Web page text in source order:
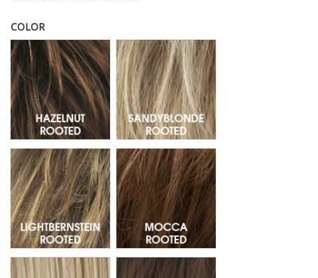
COLOR
Hazelnut Rooted - Raiz oscura 830.27.6
Sandyblonde Rooted - Raíz
Lightbernstein Rooted - Raiz Oscura 27.12.26
Mocca Rooted - Raiz Oscura
Champagne Rooted - Raíz Oscura 20.26.25
Chocolate Mix - Mechas 830.6.4